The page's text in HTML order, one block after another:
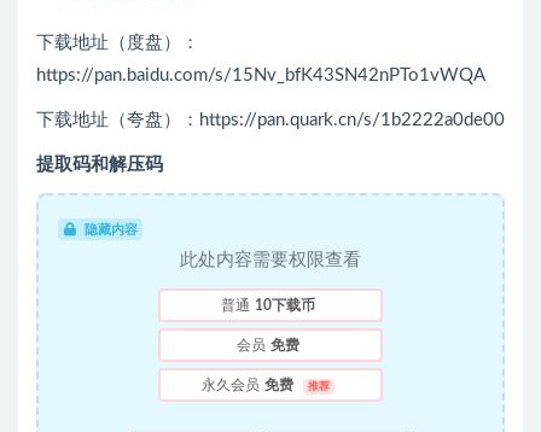
下载地址（度盘）：
https://pan.baidu.com/s/15Nv_bfK43SN42nPTo1vWQA
下载地址（夸盘）：https://pan.quark.cn/s/1b2222a0de00
提取码和解压码
隐藏内容
此处内容需要权限查看
普通 10下载币
会员 免费
永久会员 免费 推荐